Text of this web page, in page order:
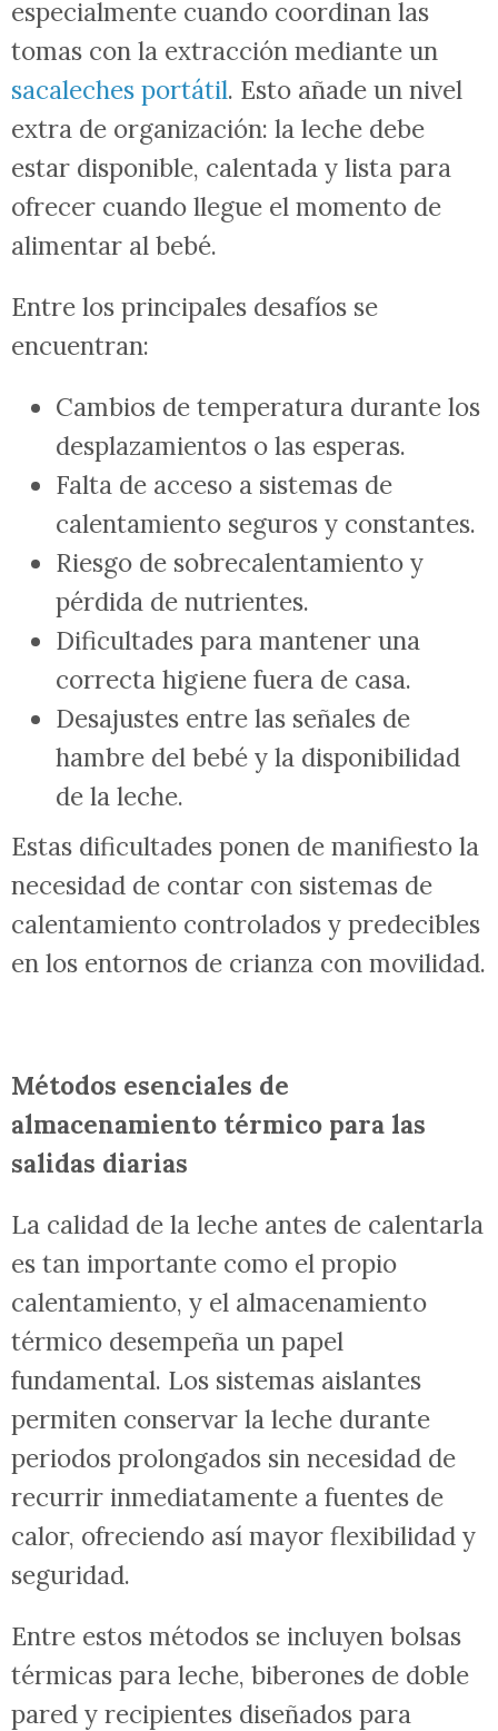
especialmente cuando coordinan las
tomas con la extracción mediante un
sacaleches portátil. Esto añade un nivel
extra de organización: la leche debe
estar disponible, calentada y lista para
ofrecer cuando llegue el momento de
alimentar al bebé.
Entre los principales desafíos se
encuentran:
Cambios de temperatura durante los
desplazamientos o las esperas.
Falta de acceso a sistemas de
calentamiento seguros y constantes.
Riesgo de sobrecalentamiento y
pérdida de nutrientes.
Dificultades para mantener una
correcta higiene fuera de casa.
Desajustes entre las señales de
hambre del bebé y la disponibilidad
de la leche.
Estas dificultades ponen de manifiesto la
necesidad de contar con sistemas de
calentamiento controlados y predecibles
en los entornos de crianza con movilidad.
Métodos esenciales de
almacenamiento térmico para las
salidas diarias
La calidad de la leche antes de calentarla
es tan importante como el propio
calentamiento, y el almacenamiento
térmico desempeña un papel
fundamental. Los sistemas aislantes
permiten conservar la leche durante
periodos prolongados sin necesidad de
recurrir inmediatamente a fuentes de
calor, ofreciendo así mayor flexibilidad y
seguridad.
Entre estos métodos se incluyen bolsas
térmicas para leche, biberones de doble
pared y recipientes diseñados para